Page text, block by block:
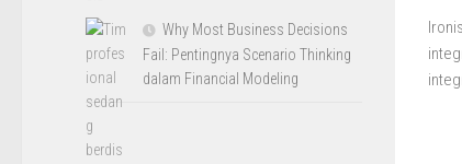
Why Most Business Decisions
Fail: Pentingnya Scenario Thinking
dalam Financial Modeling